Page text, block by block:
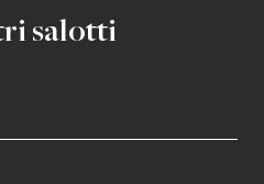
salotti